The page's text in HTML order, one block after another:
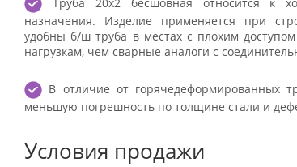
назначения. Изделие применяется при
удобны б/ш труба в местах с плохим
нагрузкам, чем сварные аналоги с
В отличие от горячедеформированных
меньшую погрешность по толщине стали и
Условия продажи